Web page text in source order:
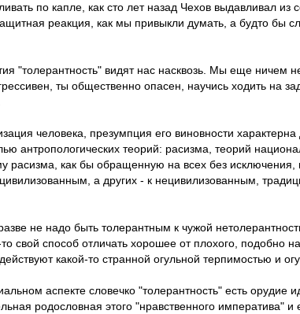
по капле, как сто лет назад Чехов выдавливал
реакция, как мы привыкли думать, а будто бы
"толерантность" видят нас насквозь. Мы еще ничем
ты общественно опасен, научись ходить на
человека, презумпция его виновности
антропологических теорий: расизма, теорий
расизма, как бы обращенную на всех без
а других - к нецивилизованным,
не надо быть толерантным к чужой
свой способ отличать хорошее от плохого, подобно
какой-то странной огульной терпимостью и
аспекте словечко "толерантность" есть орудие
родословная этого "нравственного императива"